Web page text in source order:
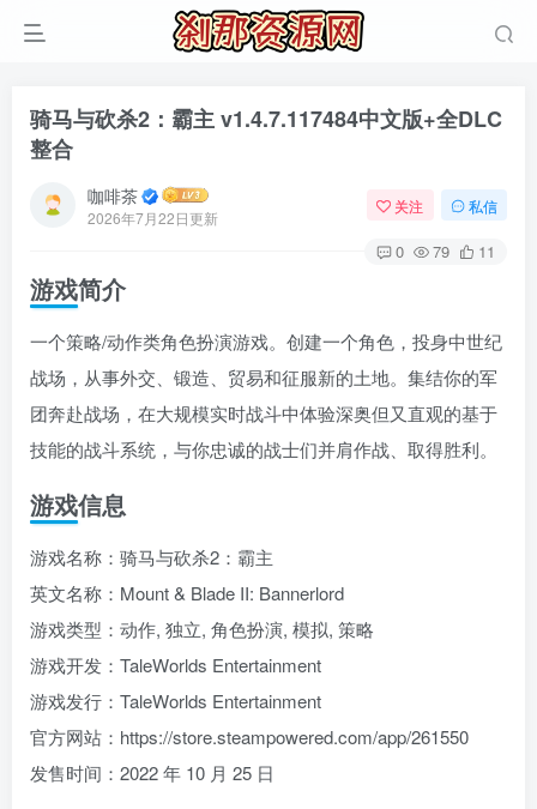
骑马与砍杀2：霸主 v1.4.7.117484中文版+全DLC
整合
咖啡茶
2026年7月22日更新
关注 私信
0 79 11
游戏简介
一个策略/动作类角色扮演游戏。创建一个角色，投身中世纪
战场，从事外交、锻造、贸易和征服新的土地。集结你的军
团奔赴战场，在大规模实时战斗中体验深奥但又直观的基于
技能的战斗系统，与你忠诚的战士们并肩作战、取得胜利。
游戏信息
游戏名称：骑马与砍杀2：霸主
英文名称：Mount & Blade II: Bannerlord
游戏类型：动作, 独立, 角色扮演, 模拟, 策略
游戏开发：TaleWorlds Entertainment
游戏发行：TaleWorlds Entertainment
官方网站：https://store.steampowered.com/app/261550
发售时间：2022 年 10 月 25 日